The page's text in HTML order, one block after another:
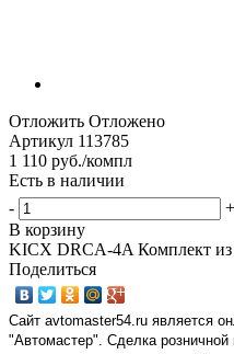
Отложить Отложено
Артикул 113785
1 110 руб./компл
Есть в наличии
-
+
В корзину
KICX DRCA-4A Комплект из
Поделиться
Сайт avtomaster54.ru является
"Автомастер". Сделка